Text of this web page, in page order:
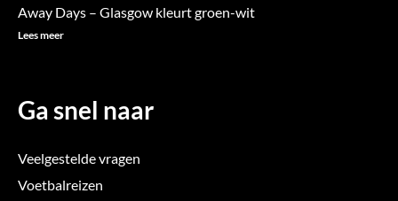
Away Days – Glasgow kleurt groen-wit
Lees meer
Ga snel naar
Veelgestelde vragen
Voetbalreizen